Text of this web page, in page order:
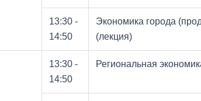
13:30 -
14:50
Экономика города
(лекция)
13:30 -
14:50
Региональная